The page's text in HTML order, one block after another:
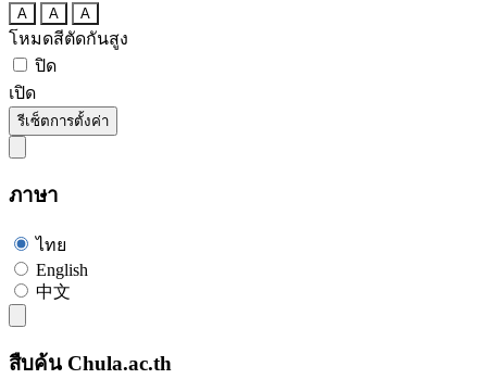
A A A
โหมดสีตัดกันสูง
ปิด
เปิด
รีเซ็ตการตั้งค่า
ภาษา
ไทย
English
中文
สืบค้น Chula.ac.th